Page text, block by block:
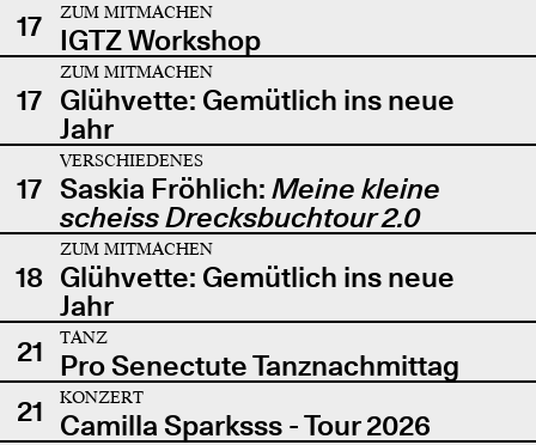
17
ZUM MITMACHEN
IGTZ Workshop
17
ZUM MITMACHEN
Glühvette: Gemütlich ins neue
Jahr
17
VERSCHIEDENES
Saskia Fröhlich: Meine kleine
scheiss Drecksbuchtour 2.0
18
ZUM MITMACHEN
Glühvette: Gemütlich ins neue
Jahr
21
TANZ
Pro Senectute Tanznachmittag
21
KONZERT
Camilla Sparksss - Tour 2026